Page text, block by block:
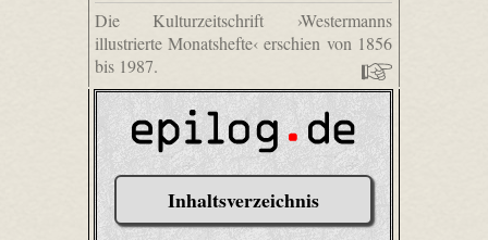
Die Kulturzeitschrift ›Westermanns
illustrierte Monatshefte‹ erschien von 1856
bis 1987.
Inhaltsverzeichnis